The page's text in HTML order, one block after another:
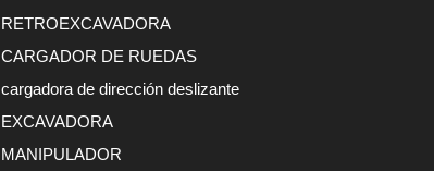
RETROEXCAVADORA
CARGADOR DE RUEDAS
cargadora de dirección deslizante
EXCAVADORA
MANIPULADOR